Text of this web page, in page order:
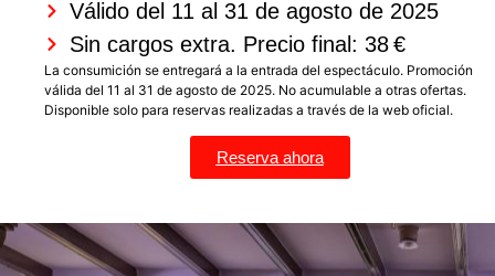
Válido del 11 al 31 de agosto de 2025
Sin cargos extra. Precio final: 38 €
La consumición se entregará a la entrada del espectáculo. Promoción
válida del 11 al 31 de agosto de 2025. No acumulable a otras ofertas.
Disponible solo para reservas realizadas a través de la web oficial.
Reserva ahora